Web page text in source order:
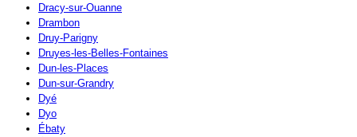
Dracy-sur-Ouanne
Drambon
Druy-Parigny
Druyes-les-Belles-Fontaines
Dun-les-Places
Dun-sur-Grandry
Dyé
Dyo
Ébaty